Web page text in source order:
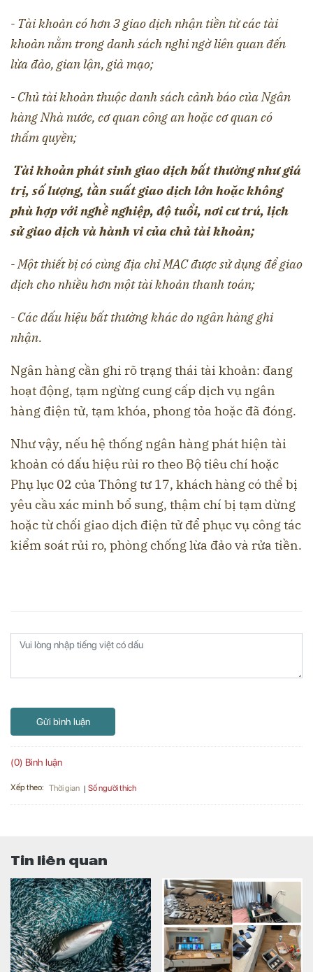
- Tài khoản có hơn 3 giao dịch nhận tiền từ các tài
khoản nằm trong danh sách nghi ngờ liên quan đến
lừa đảo, gian lận, giả mạo;
- Chủ tài khoản thuộc danh sách cảnh báo của Ngân
hàng Nhà nước, cơ quan công an hoặc cơ quan có
thẩm quyền;
Tài khoản phát sinh giao dịch bất thường như giá
trị, số lượng, tần suất giao dịch lớn hoặc không
phù hợp với nghề nghiệp, độ tuổi, nơi cư trú, lịch
sử giao dịch và hành vi của chủ tài khoản;
- Một thiết bị có cùng địa chỉ MAC được sử dụng để giao
dịch cho nhiều hơn một tài khoản thanh toán;
- Các dấu hiệu bất thường khác do ngân hàng ghi
nhận.
Ngân hàng cần ghi rõ trạng thái tài khoản: đang
hoạt động, tạm ngừng cung cấp dịch vụ ngân
hàng điện tử, tạm khóa, phong tỏa hoặc đã đóng.
Như vậy, nếu hệ thống ngân hàng phát hiện tài
khoản có dấu hiệu rủi ro theo Bộ tiêu chí hoặc
Phụ lục 02 của Thông tư 17, khách hàng có thể bị
yêu cầu xác minh bổ sung, thậm chí bị tạm dừng
hoặc từ chối giao dịch điện tử để phục vụ công tác
kiểm soát rủi ro, phòng chống lừa đảo và rửa tiền.
Gửi bình luận
(0) Bình luận
Xếp theo: Thời gian Số người thích
Tin liên quan